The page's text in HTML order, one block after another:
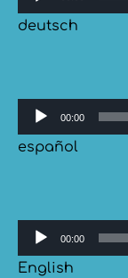
Player
deutsch
Audio-
Player
00:00
español
Audio-
Player
00:00
English